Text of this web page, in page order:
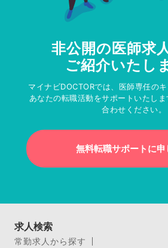
非公開の医師求
ご紹介いたし
マイナビDOCTORでは、医師専任の
あなたの転職活動をサポートいたし
合わせください。
無料転職サポートに申
求人検索
常勤求人から探す